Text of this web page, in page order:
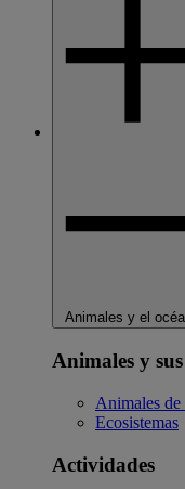
Animales y el
Animales y
Animales
Ecosistemas
Actividades